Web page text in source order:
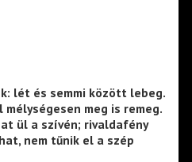
lét és semmi között lebeg.
meg is remeg.
ül a szívén; rivaldafény
nem tűnik el a szép